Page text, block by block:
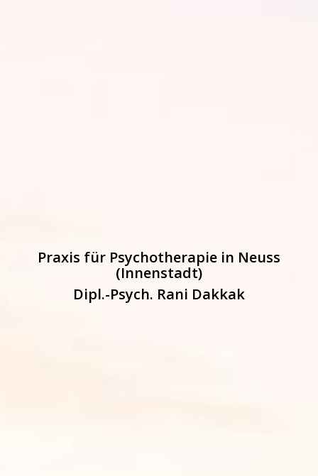
Praxis für Psychotherapie in Neuss
(Innenstadt)
Dipl.-Psych. Rani Dakkak